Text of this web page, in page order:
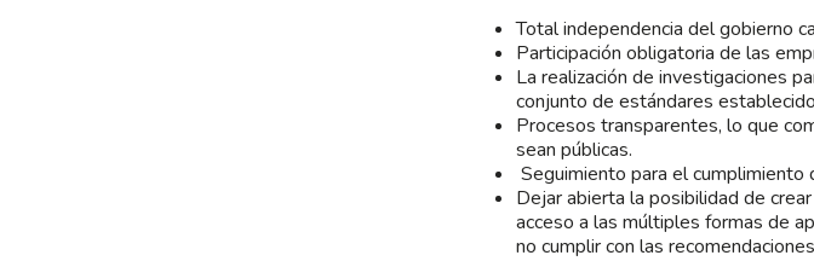
Total independencia del gobierno
Participación obligatoria de las
La realización de investigaciones
conjunto de estándares
Procesos transparentes, lo que
sean públicas.
Seguimiento para el cumplimiento
Dejar abierta la posibilidad de
acceso a las múltiples formas de
no cumplir con las